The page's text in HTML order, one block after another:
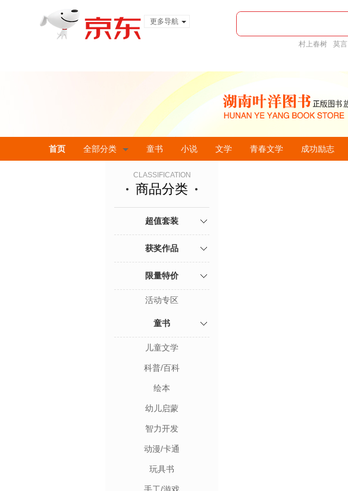
更多导航
村上春树 莫言
首页 全部分类 童书 小说 文学 青春文学 成功励志
CLASSIFICATION
商品分类
超值套装
获奖作品
限量特价
活动专区
童书
儿童文学
科普/百科
绘本
幼儿启蒙
智力开发
动漫/卡通
玩具书